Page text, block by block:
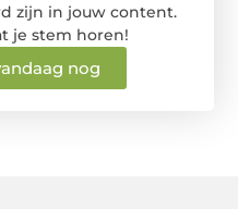
zijn in jouw content.
je stem horen!
nog